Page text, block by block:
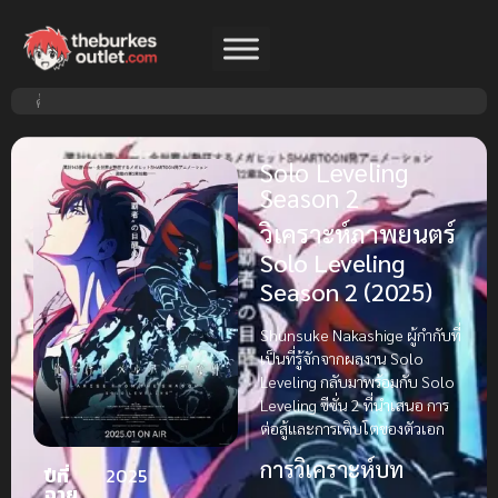
ปีที่ 2025
Solo Leveling
Season 2
วิเคราะห์ภาพยนตร์
Solo Leveling
Season 2 (2025)
Shunsuke Nakashige ผู้กำกับที่
เป็นที่รู้จักจากผลงาน Solo
Leveling กลับมาพร้อมกับ Solo
Leveling ซีซั่น 2 ที่นำเสนอ การ
ต่อสู้และการเติบโตของตัวเอก
การวิเคราะห์บท